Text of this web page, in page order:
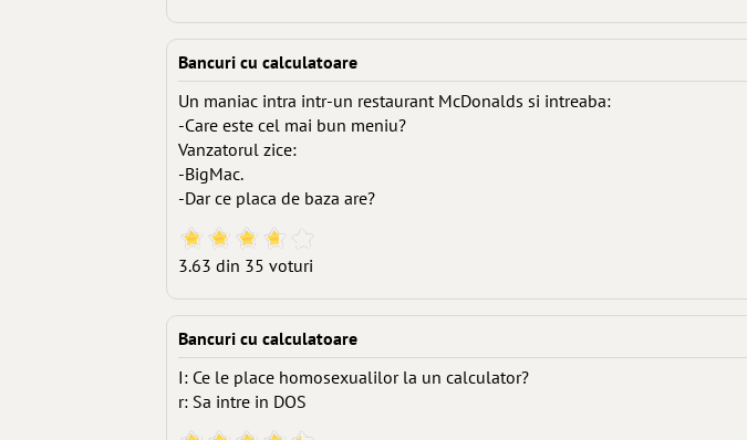
Bancuri cu calculatoare
Un maniac intra intr-un restaurant McDonalds si intreaba:
-Care este cel mai bun meniu?
Vanzatorul zice:
-BigMac.
-Dar ce placa de baza are?
3.63 din 35 voturi
Bancuri cu calculatoare
I: Ce le place homosexualilor la un calculator?
r: Sa intre in DOS